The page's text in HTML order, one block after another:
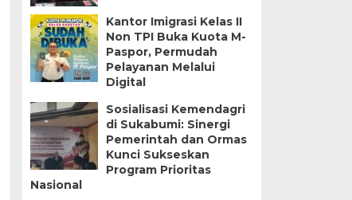
Kantor Imigrasi Kelas II
Non TPI Buka Kuota M-
Paspor, Permudah
Pelayanan Melalui
Digital
Sosialisasi Kemendagri
di Sukabumi: Sinergi
Pemerintah dan Ormas
Kunci Sukseskan
Program Prioritas
Nasional